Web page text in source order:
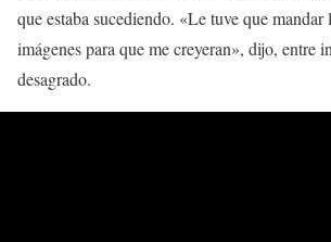
que estaba sucediendo. «Le tuve que mandar
imágenes para que me creyeran», dijo, entre
desagrado.